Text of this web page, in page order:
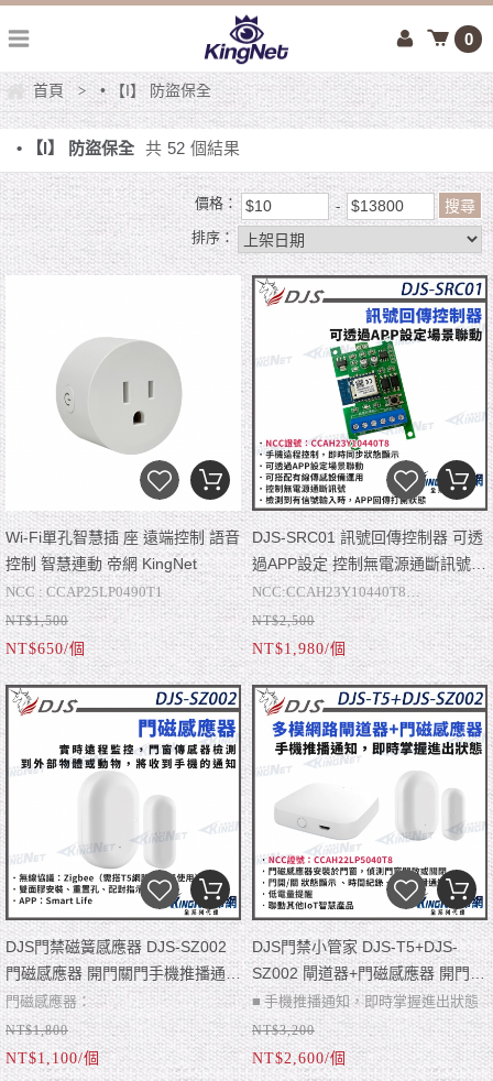
0
首頁 > • 【I】 防盜保全
• 【I】 防盜保全 共 52 個結果
價格：
排序：
Wi-Fi單孔智慧插 座 遠端控制 語音
控制 智慧連動 帝網 KingNet
NCC : CCAP25LP0490T1
DJS-IoT系列智慧聯動
AC100~240V、10A最大電流
安全設計 過載防護
倒數計時、常態週期定時、迴圈定
時、隨機定時、排程設定、兒童鎖、
開關紀錄、復電狀態設置、指示燈設
雙重控制（硬體開關鍵開關鍵、App
遠端控制）
支援Google Home / apple siri
可多人分享使用
NT$1,500
NT$650/個
DJS-SRC01 訊號回傳控制器 可透
過APP設定 控制無電源通斷訊號
DJS-IoT系列智慧聯動 帝網
KingNet
NCC:CCAH23Y10440T8
DJS-SRC01由DJS開發的IoT設備聯動
的產品，可以結合任何品牌的監控產
品、門禁產品、對講產品、防盜產
品、電子鎖…等。
DJS訊號回傳控制具有訊號回傳接
點、控制輸出接點、電壓狀態偵測接
點。
● 訊號回傳功能：可接收任何產品的
NO接點，一旦NO接點動作時，DJS-
SRC01 手機APP會顯示接點動作狀
態，也可與IoT設備做聯動。
● 控制輸出接點：當DJS-SRC01接收
任何訊號回傳訊號的時候，可透過手
機APP去控制輸出接點，啟動設備或
是傳送接點訊號給設備。
● 電壓狀態偵測接點：透過手機APP
可以清楚知道設備是否為啟動或關閉
狀態。
NT$2,500
NT$1,980/個
DJS門禁磁簧感應器 DJS-SZ002
門磁感應器 開門關門手機推播通知
即時掌握進出狀態 帝網 KingNet
門磁感應器：
✓ 無線協議：Zigbee（需搭T5網路閘
道器使用）
✓ 雙面膠安裝、重置孔、配對指示
NT$1,800
NT$1,100/個
DJS門禁小管家 DJS-T5+DJS-
SZ002 閘道器+門磁感應器 開門關
門手機推播通知 即時掌握進出狀態
帝網 KingNet
■ 手機推播通知，即時掌握進出狀態
■ 門磁感應器安裝於門窗，偵測門窗
開啟或關閉
■ 門開/關狀態顯示
NT$3,200
NT$2,600/個